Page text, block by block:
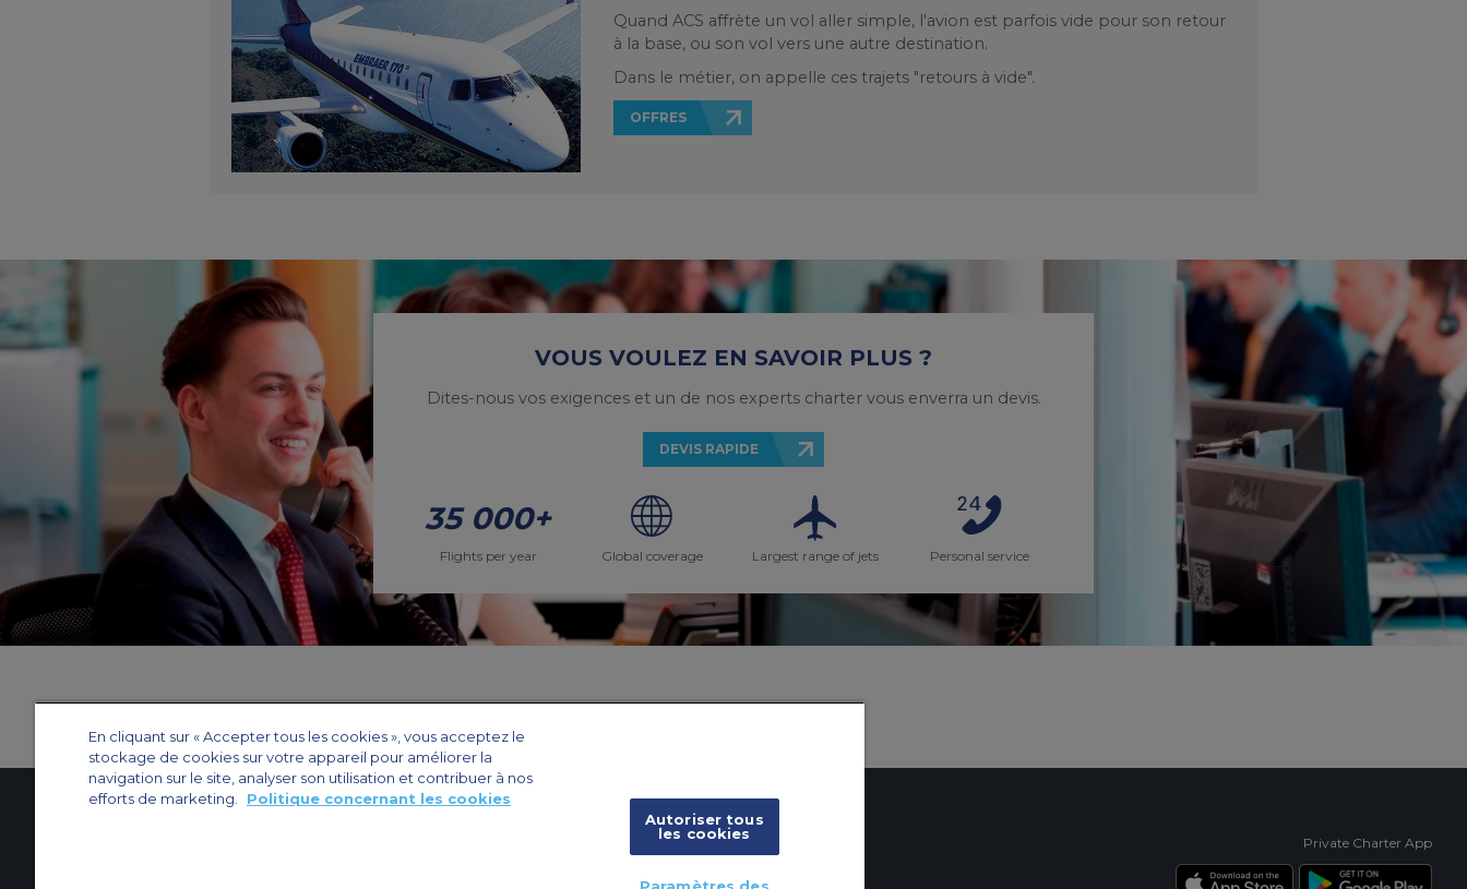
Quand ACS affrète un vol aller simple, l'avion est parfois vide pour son retour
à la base, ou son vol vers une autre destination.
Dans le métier, on appelle ces trajets "retours à vide".
OFFRES
VOUS VOULEZ EN SAVOIR PLUS ?
Dites-nous vos exigences et un de nos experts charter vous enverra un devis.
DEVIS RAPIDE
35 000+
Flights per year Global coverage Largest range of jets Personal service
Private Charter App
En cliquant sur « Accepter tous les cookies », vous acceptez le
stockage de cookies sur votre appareil pour améliorer la
navigation sur le site, analyser son utilisation et contribuer à nos
efforts de marketing.
Politique concernant les cookies
Autoriser tous
les cookies